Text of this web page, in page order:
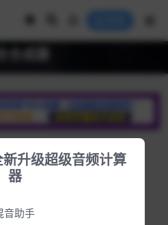
升级超级音频计算
器
音助手